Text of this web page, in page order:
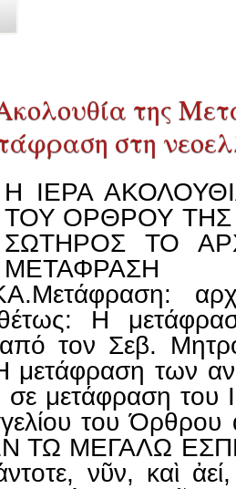
της
στη
Η ΙΕΡΑ
ΤΟΥ ΟΡΘΡΟΥ
ΣΩΤΗΡΟΣ ΤΟ
Η
τον Σεβ.
μετάφραση των
σε μετάφραση του
του Όρθρου
ΕΝ ΤΩ ΜΕΓΑΛΩ
νῦν, καὶ